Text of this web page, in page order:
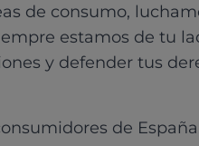
de consumo,
estamos de tu
y defender tus
de